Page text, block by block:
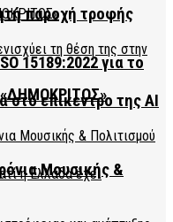
15189:2022 για το
«ΔΗΜΟΚΡΙΤΟΣ»
παροχή τροφής
στο επίκεντρο της AI
Μουσικής &